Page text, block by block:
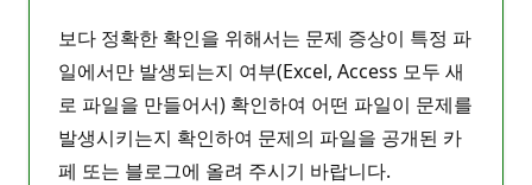
보다 정확한 확인을 위해서는 문제 증상이 특정 파
일에서만 발생되는지 여부(Excel, Access 모두 새
로 파일을 만들어서) 확인하여 어떤 파일이 문제를
발생시키는지 확인하여 문제의 파일을 공개된 카
페 또는 블로그에 올려 주시기 바랍니다.